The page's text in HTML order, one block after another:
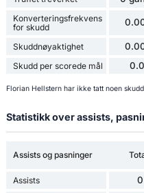
Konverteringsfrekvens
for skudd
Skuddnøyaktighet
Skudd per scorede mål
Florian Hellstern har ikke tatt noen
Statistikk over assists,
Assists og pasninger
Assists 0